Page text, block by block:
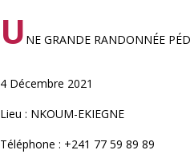
U NE GRANDE RANDONNÉE
4 Décembre 2021
Lieu : NKOUM-EKIEGNE
Téléphone : +241 77 59 89 89